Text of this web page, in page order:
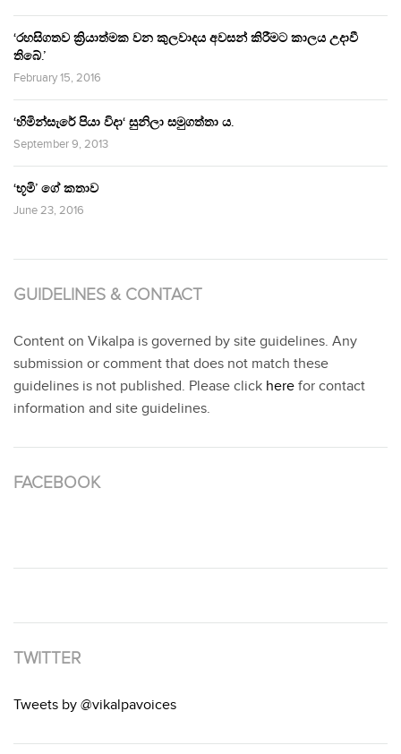
‘රහසිගතව ක්‍රියාත්මක වන කුලවාදය අවසන් කිරීමට කාලය උදාවී
තිබේ.’
February 15, 2016
‘හිමින්සැරේ පියා විදා‘ සුනිලා සමුගත්තා ය.
September 9, 2013
‘භූමි’ ගේ කතාව
June 23, 2016
GUIDELINES & CONTACT
Content on Vikalpa is governed by site guidelines. Any
submission or comment that does not match these
guidelines is not published. Please click here for contact
information and site guidelines.
FACEBOOK
TWITTER
Tweets by @vikalpavoices